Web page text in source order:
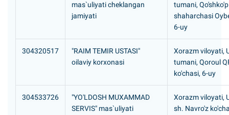
mas`uliyati cheklangan
jamiyati
tumani,
shaharchasi
6-uy
304320517
"RAIM TEMIR USTASI"
oilaviy korxonasi
Xorazm viloyati,
tumani, Qoroul
ko'chasi, 6-uy
304533726
"YO'LDOSH MUXAMMAD
SERVIS" mas`uliyati
Xorazm viloyati,
sh. Navro'z